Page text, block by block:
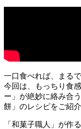
一口食べれば、まる
今回は、もっちり食
ー」が絶妙に絡み合
餅」のレシピをご紹介
「和菓子職人」が作